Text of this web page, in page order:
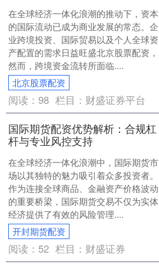
在全球经济一体化浪潮的推动下，资本
的国际流动已成为商业发展的常态。企
业跨境投资、国际贸易以及个人全球资
产配置的需求日益旺盛北京股票配资，
然而，跨境资金流转所面临....
北京股票配资
阅读：98 栏目： 财盛证券平台
国际期货配资优势解析：合规杠
杆与专业风控支持
在全球经济一体化浪潮中，国际期货市
场以其独特的魅力吸引着众多投资者。
作为连接全球商品、金融资产价格波动
的重要桥梁，国际期货交易不仅为实体
经济提供了有效的风险管理....
开封期货配资
阅读： 52 栏目： 财盛证券